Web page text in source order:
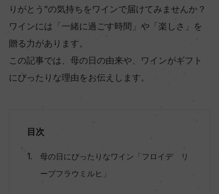
りがとう”の気持ちをワインで届けてみませんか？
⁠ワインには「一緒に過ごす時間」や「楽しさ」を
贈る力があります。⁠
この記事では、母の日の由来や、ワインがギフト
にぴったりな理由をお伝えします。
目次
母の日にぴったりなワイン「フロイデ リ
ープフラウミルヒ」